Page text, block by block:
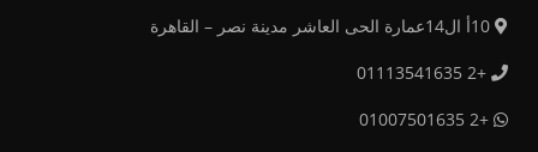
+2 01113541635
+2 01007501635